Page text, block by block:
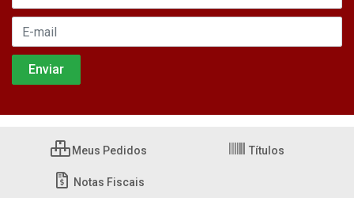
Meus Pedidos Títulos
Notas Fiscais